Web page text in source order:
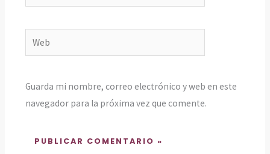
electrónico*
Web
Guarda mi nombre, correo electrónico y web en este
navegador para la próxima vez que comente.